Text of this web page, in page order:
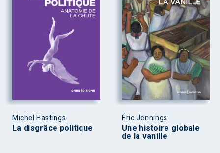
Michel Hastings
La disgrâce politique
Éric Jennings
Une histoire globale
de la vanille